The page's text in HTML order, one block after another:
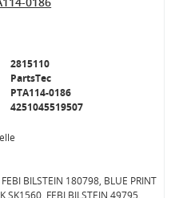
2815110
PartsTec
PTA114-0186
4251045519507
BILSTEIN 180798, BLUE PRINT
FEBI BILSTEIN 49795,